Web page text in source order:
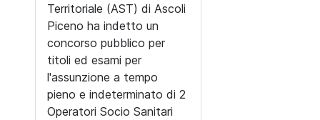
Territoriale (AST) di Ascoli
Piceno ha indetto un
concorso pubblico per
titoli ed esami per
l'assunzione a tempo
pieno e indeterminato di 2
Operatori Socio Sanitari